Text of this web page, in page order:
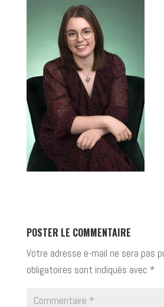
POSTER LE COMMENTAIRE
Votre adresse e-mail ne sera pas
obligatoires sont indiqués avec *